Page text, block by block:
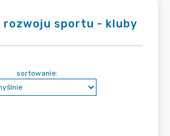
rozwoju sportu - kluby
sortowanie: